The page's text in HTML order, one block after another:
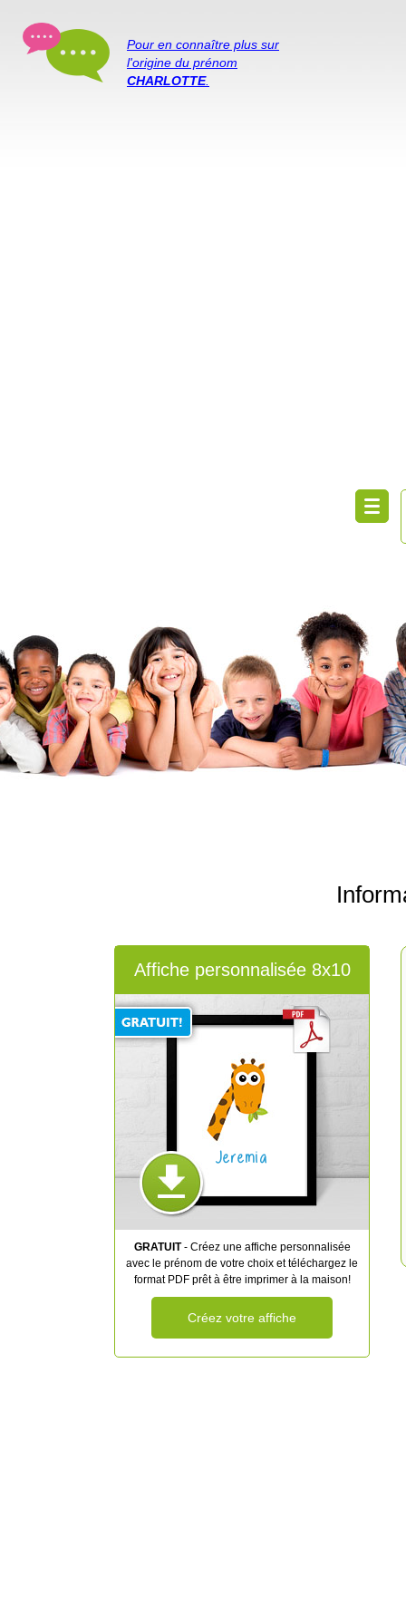
Pour en connaître plus sur
l'origine du prénom
CHARLOTTE.
Affiche personnalisée 8x10
Jeremia
GRATUIT- Créez une affiche personnalisée
avec le prénom de votre choix et téléchargez le
format PDF prêt à être imprimer à la maison!
Créez votre affiche